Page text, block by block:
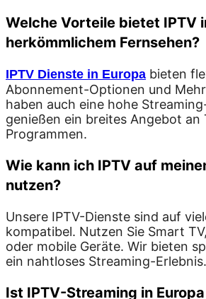
Welche Vorteile bietet IPTV
herkömmlichem Fernsehen?
IPTV Dienste in Europa bieten
Abonnement-Optionen und
haben auch eine hohe
genießen ein breites Angebot an
Programmen.
Wie kann ich IPTV auf
nutzen?
Unsere IPTV-Dienste sind auf
kompatibel. Nutzen Sie Smart
oder mobile Geräte. Wir bieten
ein nahtloses Streaming-Erlebnis.
Ist IPTV-Streaming in